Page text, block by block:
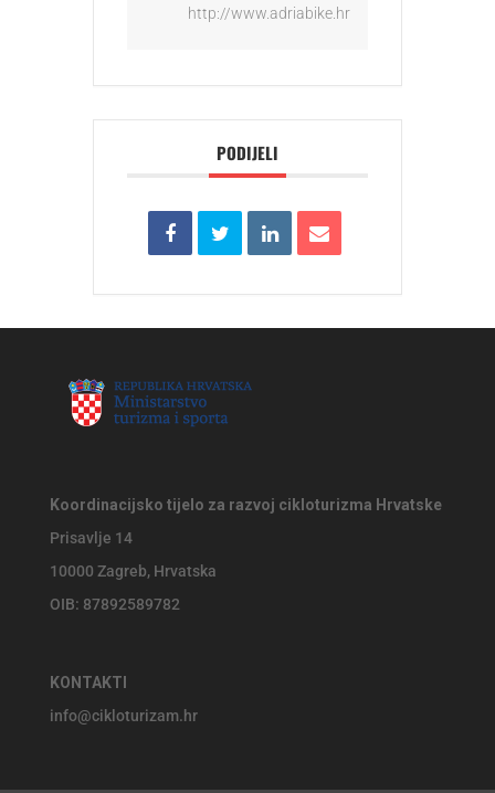
http://www.adriabike.hr
PODIJELI
Koordinacijsko tijelo za razvoj cikloturizma Hrvatske
Prisavlje 14
10000 Zagreb, Hrvatska
OIB: 87892589782
KONTAKTI
info@cikloturizam.hr